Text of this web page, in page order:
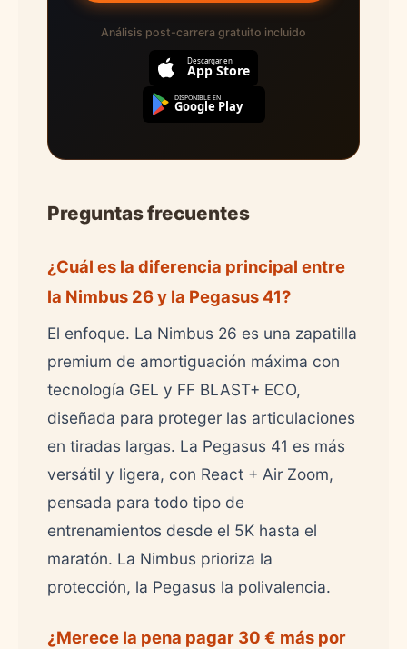
Análisis post-carrera gratuito incluido
Descargar en
App Store
DISPONIBLE EN
Google Play
Preguntas frecuentes
¿Cuál es la diferencia principal entre
la Nimbus 26 y la Pegasus 41?
El enfoque. La Nimbus 26 es una zapatilla
premium de amortiguación máxima con
tecnología GEL y FF BLAST+ ECO,
diseñada para proteger las articulaciones
en tiradas largas. La Pegasus 41 es más
versátil y ligera, con React + Air Zoom,
pensada para todo tipo de
entrenamientos desde el 5K hasta el
maratón. La Nimbus prioriza la
protección, la Pegasus la polivalencia.
¿Merece la pena pagar 30 € más por